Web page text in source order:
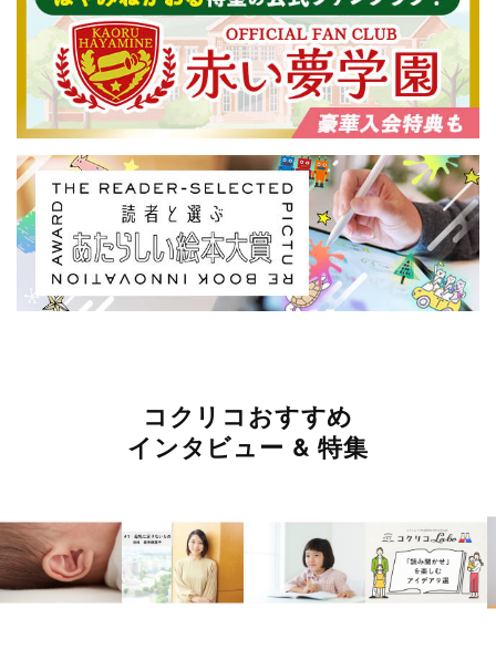
コクリコおすすめ
インタビュー & 特集